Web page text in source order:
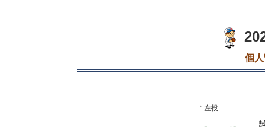
個
* 左投